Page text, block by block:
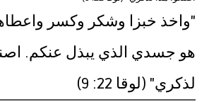
"واخذ خبزا وشكر وكسر
هو جسدي الذي يبذل عنكم.
لذكري" (لوقا 22: 9)